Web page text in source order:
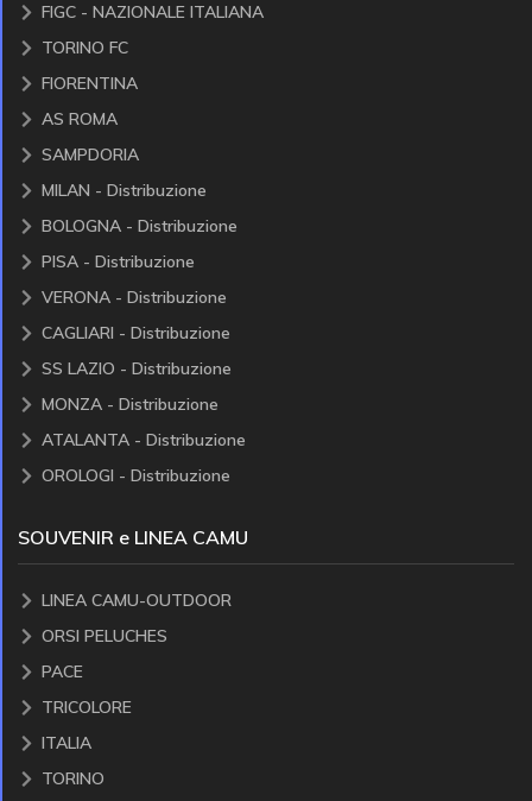
FIGC - NAZIONALE ITALIANA
TORINO FC
FIORENTINA
AS ROMA
SAMPDORIA
MILAN - Distribuzione
BOLOGNA - Distribuzione
PISA - Distribuzione
VERONA - Distribuzione
CAGLIARI - Distribuzione
SS LAZIO - Distribuzione
MONZA - Distribuzione
ATALANTA - Distribuzione
OROLOGI - Distribuzione
SOUVENIR e LINEA CAMU
LINEA CAMU-OUTDOOR
ORSI PELUCHES
PACE
TRICOLORE
ITALIA
TORINO